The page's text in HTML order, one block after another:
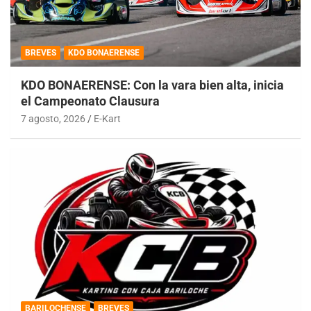
BREVES KDO BONAERENSE
KDO BONAERENSE: Con la vara bien alta, inicia
el Campeonato Clausura
7 agosto, 2026 E-Kart
BARILOCHENSE BREVES